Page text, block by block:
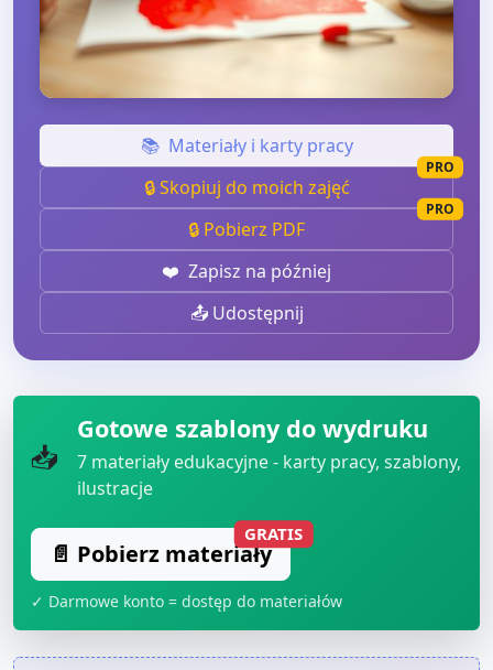
📚 Materiały i karty pracy
🔒 Skopiuj do moich zajęć
PRO
🔒 Pobierz PDF
PRO
❤️ Zapisz na później
📤 Udostępnij
📥
Gotowe szablony do wydruku
7 materiały edukacyjne - karty pracy, szablony,
ilustracje
📄 Pobierz materiały
GRATIS
✓ Darmowe konto = dostęp do materiałów